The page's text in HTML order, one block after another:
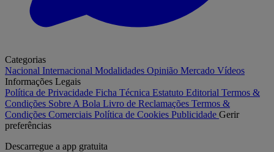
Categorias
Nacional Internacional Modalidades Opinião Mercado Vídeos
Informações Legais
Política de Privacidade Ficha Técnica Estatuto Editorial Termos &
Condições Sobre A Bola Livro de Reclamações Termos &
Condições Comerciais Política de Cookies Publicidade Gerir
preferências
Descarregue a app gratuita